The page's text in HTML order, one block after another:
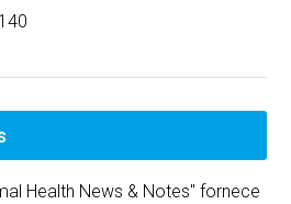
Health News & Notes" fornece